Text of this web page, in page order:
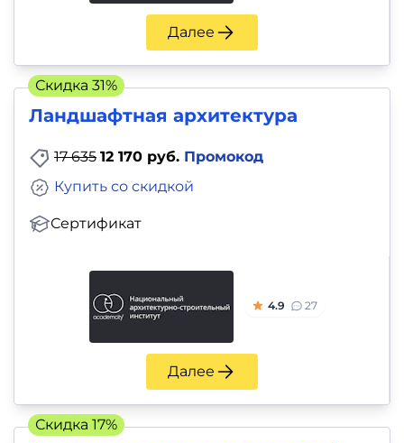
Далее
Ландшафтная архитектура
17 635 12 170 руб. Промокод
Сертификат
Купить со скидкой
4.9 27
Далее
Скидка 31%
Скидка 17%